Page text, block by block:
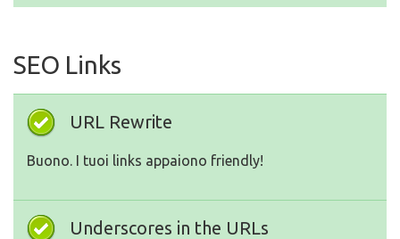
SEO Links
URL Rewrite
Buono. I tuoi links appaiono friendly!
Underscores in the URLs